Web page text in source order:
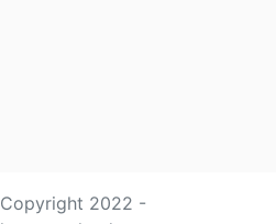
Copyright 2022 -